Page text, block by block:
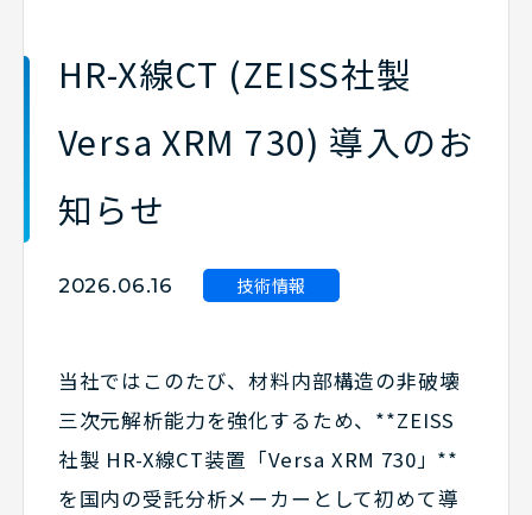
HR-X線CT (ZEISS社製
Versa XRM 730) 導入のお
知らせ
2026.06.16 技術情報
当社ではこのたび、材料内部構造の非破壊
三次元解析能力を強化するため、**ZEISS
社製 HR-X線CT装置「Versa XRM 730」**
を国内の受託分析メーカーとして初めて導